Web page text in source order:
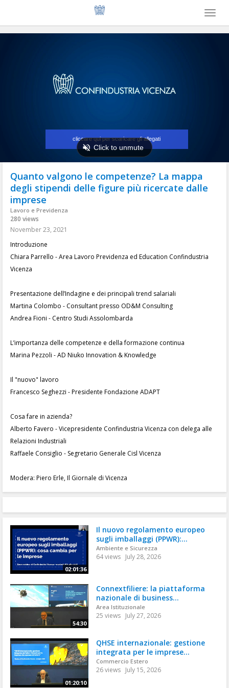
Toggle
Quanto valgono le competenze? La mappa
degli stipendi delle figure più ricercate dalle
imprese
Lavoro e Previdenza
280 views
November 23, 2021
Introduzione
Chiara Parrello - Area Lavoro Previdenza ed Education Confindustria
Vicenza
Presentazione dell’Indagine e dei principali trend salariali
Martina Colombo - Consultant presso OD&M Consulting
Andrea Fioni - Centro Studi Assolombarda
L’importanza delle competenze e della formazione continua
Marina Pezzoli - AD Niuko Innovation & Knowledge
Il "nuovo" lavoro
Francesco Seghezzi - Presidente Fondazione ADAPT
Cosa fare in azienda?
Alberto Favero - Vicepresidente Confindustria Vicenza con delega alle
Relazioni Industriali
Raffaele Consiglio - Segretario Generale Cisl Vicenza
Modera: Piero Erle, Il Giornale di Vicenza
02:01:36
Il nuovo regolamento europeo
sugli imballaggi (PPWR):...
Ambiente e Sicurezza
64 views July 28, 2026
54:30
Connextfiliere: la piattaforma
nazionale di business...
Area Istituzionale
25 views July 27, 2026
01:20:10
QHSE internazionale: gestione
integrata per le imprese...
Commercio Estero
26 views July 15, 2026